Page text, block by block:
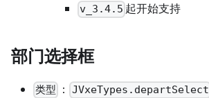
v_3.4.5 起开始支持
部门选择框
类型 ： JVxeTypes.departSelect